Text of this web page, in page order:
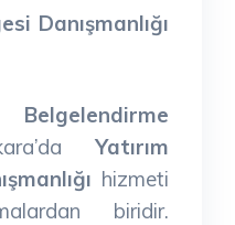
Danışmanlığı
Yatırım
hizmeti
biridir.